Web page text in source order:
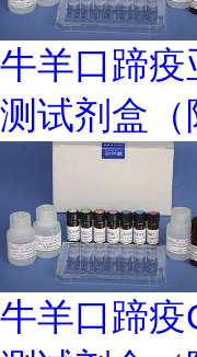
牛羊口蹄
测试剂盒（
牛羊口蹄